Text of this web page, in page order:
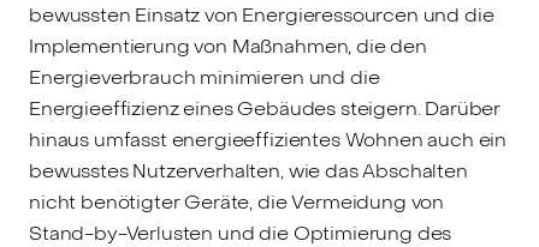
bewussten Einsatz von Energieressourcen und die
Implementierung von Maßnahmen, die den
Energieverbrauch minimieren und die
Energieeffizienz eines Gebäudes steigern. Darüber
hinaus umfasst energieeffizientes Wohnen auch ein
bewusstes Nutzerverhalten, wie das Abschalten
nicht benötigter Geräte, die Vermeidung von
Stand-by-Verlusten und die Optimierung des